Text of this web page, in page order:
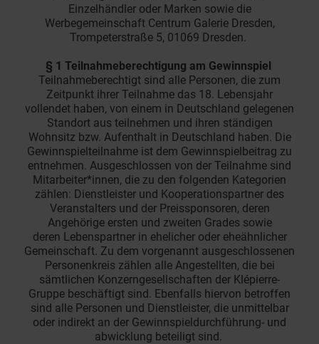
Einzelhändler oder Marken sowie die
Werbegemeinschaft Centrum Galerie Dresden,
Trompeterstraße 5, 01069 Dresden.
§ 1 Teilnahmeberechtigung am Gewinnspiel
Teilnahmeberechtigt sind alle Personen, die zum
Zeitpunkt ihrer Teilnahme das 18. Lebensjahr
vollendet haben, von einem in Deutschland gelegenen
Standort aus teilnehmen und ihren ständigen
Wohnsitz bzw. Aufenthalt in Deutschland haben. Die
Gewinnspielteilnahme ist dem Gewinnspielbeitrag zu
entnehmen. Ausgeschlossen von der Teilnahme sind
Mitarbeiter*innen, die zu den folgenden Kategorien
zählen: Dienstleister und Kooperationspartner des
Veranstalters und der Preissponsoren, deren
Angehörige ersten und zweiten Grades sowie
deren Lebenspartner in ehelicher oder eheähnlicher
Gemeinschaft. Zu dem vorgenannt ausgeschlossenen
Personenkreis zählen alle Angestellten, die bei
sämtlichen Konzerngesellschaften der Klépierre-
Gruppe beschäftigt sind. Ebenfalls hiervon betroffen
sind alle Personen und Dienstleister, die unmittelbar
oder indirekt an der Gewinnspieldurchführung- und
abwicklung beteiligt sind.